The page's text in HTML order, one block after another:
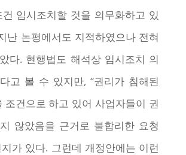
임시조치할 것을 의무화하고 있
난 논평에서도 지적하였으나 전혀
다. 현행법도 해석상 임시조치 의
고 볼 수 있지만, “권리가 침해된
조건으로 하고 있어 사업자들이 권
않았음을 근거로 불합리한 요청
가 있다. 그런데 개정안에는 이런